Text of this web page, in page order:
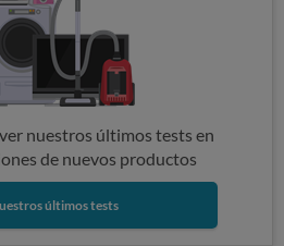
nuestros últimos tests en
de nuevos productos
últimos tests